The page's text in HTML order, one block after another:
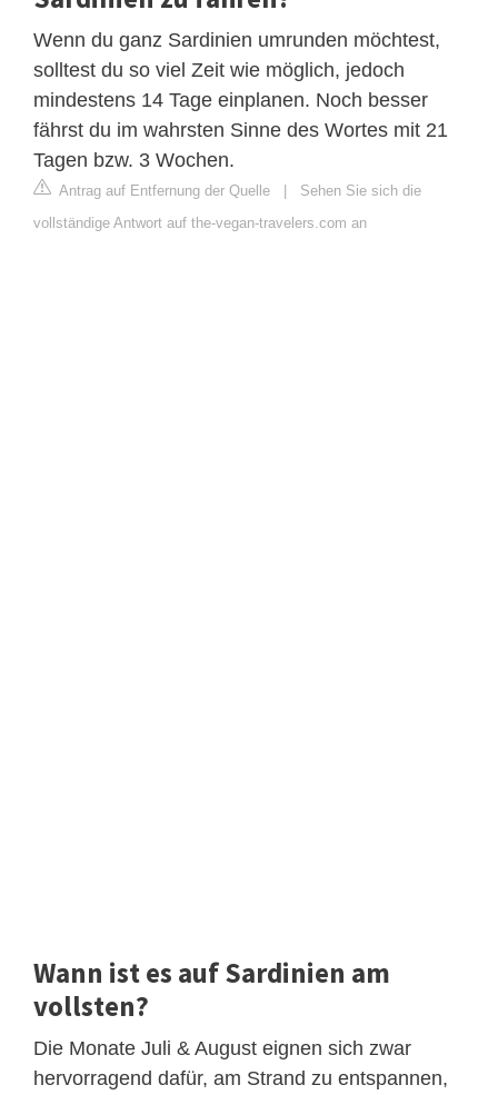
Wenn du ganz Sardinien umrunden möchtest,
solltest du so viel Zeit wie möglich, jedoch
mindestens 14 Tage einplanen. Noch besser
fährst du im wahrsten Sinne des Wortes mit 21
Tagen bzw. 3 Wochen.
Antrag auf Entfernung der Quelle | Sehen Sie sich die
vollständige Antwort auf the-vegan-travelers.com an
Wann ist es auf Sardinien am
vollsten?
Die Monate Juli & August eignen sich zwar
hervorragend dafür, am Strand zu entspannen,